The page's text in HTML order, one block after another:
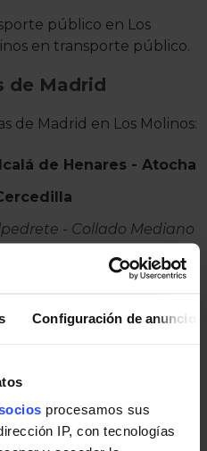
Configuración de anuncios
procesamos sus
IP, con tecnologías
público en Los
en transporte público.
de Madrid
de Madrid en Los Molinos:
de Henares - Atocha
- Collado Mediano
- Cercedilla
- Cercedilla